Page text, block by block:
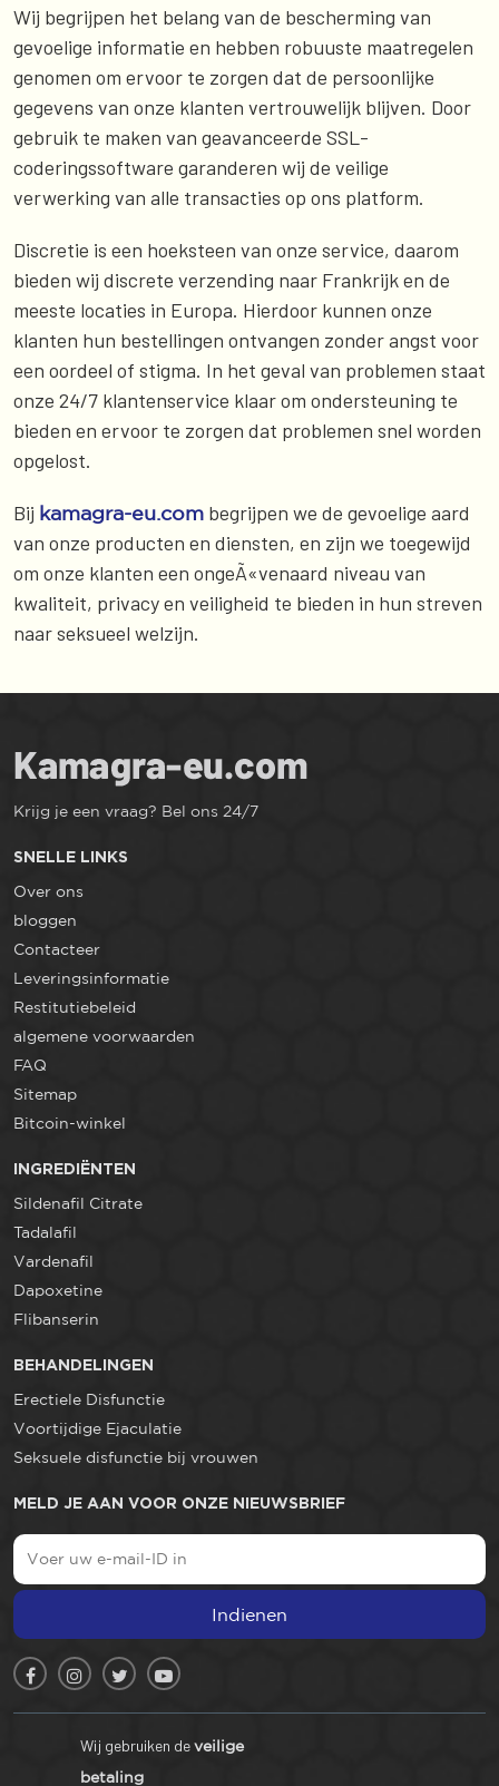
Wij begrijpen het belang van de bescherming van
gevoelige informatie en hebben robuuste maatregelen
genomen om ervoor te zorgen dat de persoonlijke
gegevens van onze klanten vertrouwelijk blijven. Door
gebruik te maken van geavanceerde SSL-
coderingssoftware garanderen wij de veilige
verwerking van alle transacties op ons platform.
Discretie is een hoeksteen van onze service, daarom
bieden wij discrete verzending naar Frankrijk en de
meeste locaties in Europa. Hierdoor kunnen onze
klanten hun bestellingen ontvangen zonder angst voor
een oordeel of stigma. In het geval van problemen staat
onze 24/7 klantenservice klaar om ondersteuning te
bieden en ervoor te zorgen dat problemen snel worden
opgelost.
Bij kamagra-eu.com begrijpen we de gevoelige aard
van onze producten en diensten, en zijn we toegewijd
om onze klanten een ongeÃ«venaard niveau van
kwaliteit, privacy en veiligheid te bieden in hun streven
naar seksueel welzijn.
Krijg je een vraag? Bel ons 24/7
SNELLE LINKS
Over ons
bloggen
Contacteer
Leveringsinformatie
Restitutiebeleid
algemene voorwaarden
FAQ
Sitemap
Bitcoin-winkel
INGREDIËNTEN
Sildenafil Citrate
Tadalafil
Vardenafil
Dapoxetine
Flibanserin
BEHANDELINGEN
Erectiele Disfunctie
Voortijdige Ejaculatie
Seksuele disfunctie bij vrouwen
MELD JE AAN VOOR ONZE NIEUWSBRIEF
Indienen
Wij gebruiken deveilige
betaling